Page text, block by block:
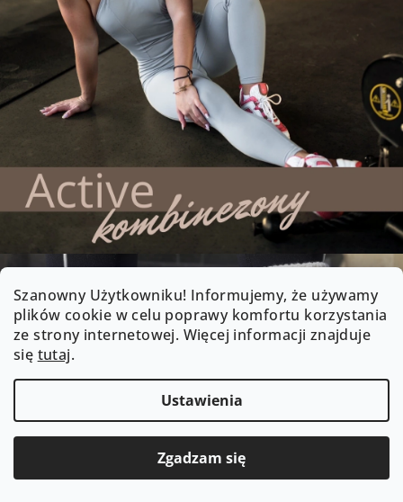
Szanowny Użytkowniku! Informujemy, że używamy
plików cookie w celu poprawy komfortu korzystania
ze strony internetowej. Więcej informacji znajduje
się tutaj.
Ustawienia
Zgadzam się